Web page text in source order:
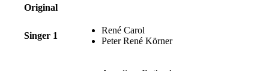
Original
Singer 1
René Carol
Peter René Körner